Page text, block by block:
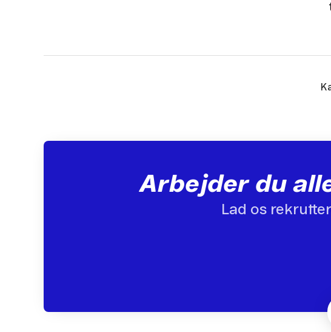
Arbejder du
Lad os